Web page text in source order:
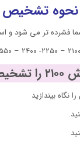
نحوه تشخیص
فشرده تر می شود و
بیندازید